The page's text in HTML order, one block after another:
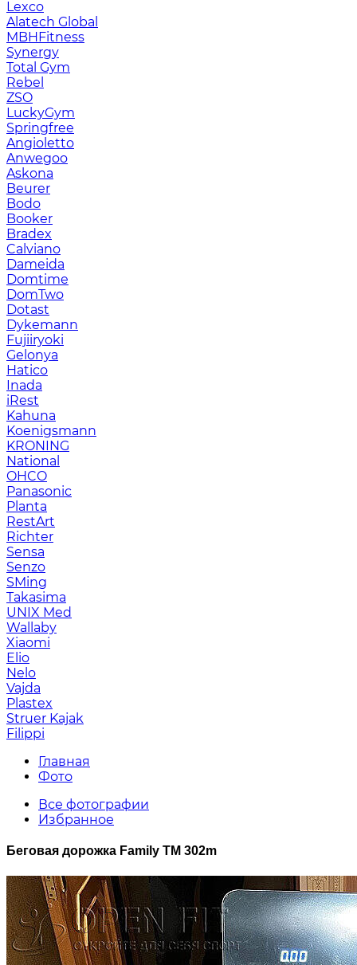
Lexco
Alatech Global
MBHFitness
Synergy
Total Gym
Rebel
ZSO
LuckyGym
Springfree
Angioletto
Anwegoo
Askona
Beurer
Bodo
Booker
Bradex
Calviano
Dameida
Domtime
DomTwo
Dotast
Dykemann
Fujiiryoki
Gelonya
Hatico
Inada
iRest
Kahuna
Koenigsmann
KRONING
National
OHCO
Panasonic
Planta
RestArt
Richter
Sensa
Senzo
SMing
Takasima
UNIX Med
Wallaby
Xiaomi
Elio
Nelo
Vajda
Plastex
Struer Kajak
Filippi
Главная
Фото
Все фотографии
Избранное
Беговая дорожка Family TM 302m